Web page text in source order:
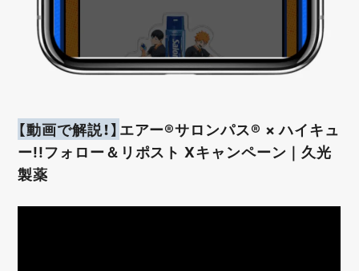
【動画で解説！】エアー®サロンパス® × ハイキュ
ー!!フォロー＆リポスト Xキャンペーン｜久光
製薬